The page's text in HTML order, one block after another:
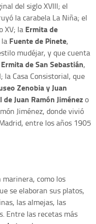
del siglo XVIII; el
la carabela La Niña; el
XV; la Ermita de
Fuente de Pinete,
mudéjar, y que cuenta
Ermita de San Sebastián,
la Casa Consistorial, que
Zenobia y Juan
de Juan Ramón Jiménezo
Jiménez, donde vivió
entre los años 1905
marinera, como los
se elaboran sus platos,
las almejas, las
Entre las recetas más